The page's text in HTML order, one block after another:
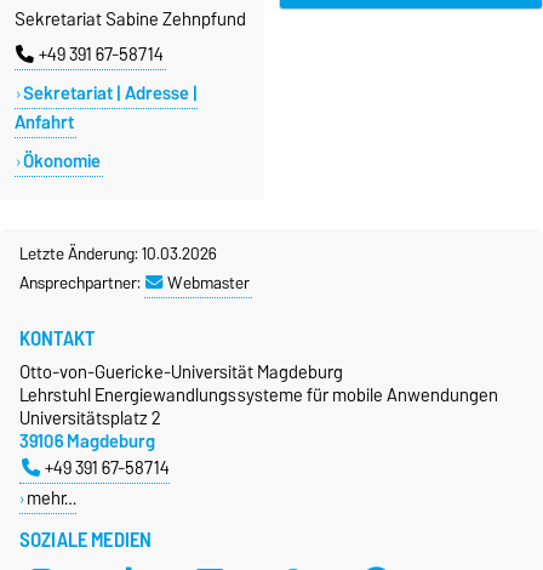
Sekretariat Sabine Zehnpfund
+49 391 67-58714
Sekretariat | Adresse |
Anfahrt
Ökonomie
Letzte Änderung: 10.03.2026
Ansprechpartner:
Webmaster
SOZIALE MEDIEN
KONTAKT
Otto-von-Guericke-Universität Magdeburg
Lehrstuhl Energiewandlungssysteme für mobile Anwendungen
Universitätsplatz 2
39106 Magdeburg
+49 391 67-58714
mehr…